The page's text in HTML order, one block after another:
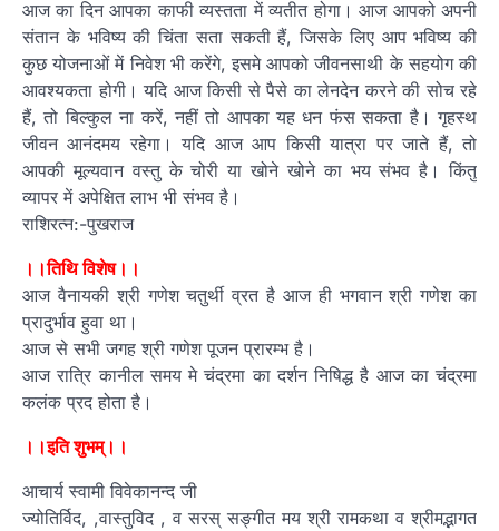
आज का दिन आपका काफी व्यस्तता में व्यतीत होगा। आज आपको अपनी
संतान के भविष्य की चिंता सता सकती हैं, जिसके लिए आप भविष्य की
कुछ योजनाओं में निवेश भी करेंगे, इसमे आपको जीवनसाथी के सहयोग की
आवश्यकता होगी। यदि आज किसी से पैसे का लेनदेन करने की सोच रहे
हैं, तो बिल्कुल ना करें, नहीं तो आपका यह धन फंस सकता है। गृहस्थ
जीवन आनंदमय रहेगा। यदि आज आप किसी यात्रा पर जाते हैं, तो
आपकी मूल्यवान वस्तु के चोरी या खोने खोने का भय संभव है। किंतु
व्यापर में अपेक्षित लाभ भी संभव है।
राशिरत्न:-पुखराज
।।तिथि विशेष।।
आज वैनायकी श्री गणेश चतुर्थी व्रत है आज ही भगवान श्री गणेश का
प्रादुर्भाव हुवा था।
आज से सभी जगह श्री गणेश पूजन प्रारम्भ है।
आज रात्रि कानील समय मे चंद्रमा का दर्शन निषिद्ध है आज का चंद्रमा
कलंक प्रद होता है।
।।इति शुभम्।।
आचार्य स्वामी विवेकानन्द जी
ज्योतिर्विद, ,वास्तुविद , व सरस् सङ्गीत मय श्री रामकथा व श्रीमद्भागत